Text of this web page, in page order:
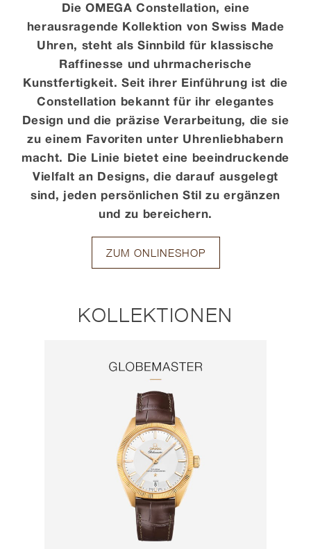
Kontakt
Die OMEGA Constellation, eine
herausragende Kollektion von Swiss Made
Uhren, steht als Sinnbild für klassische
Raffinesse und uhrmacherische
Kunstfertigkeit. Seit ihrer Einführung ist die
Constellation bekannt für ihr elegantes
Design und die präzise Verarbeitung, die sie
zu einem Favoriten unter Uhrenliebhabern
macht. Die Linie bietet eine beeindruckende
Vielfalt an Designs, die darauf ausgelegt
sind, jeden persönlichen Stil zu ergänzen
und zu bereichern.
ZUM ONLINESHOP
KOLLEKTIONEN